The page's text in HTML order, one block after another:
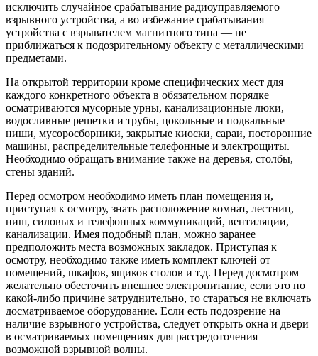
исключить случайное срабатывание радиоуправляемого
взрывного устройства, а во избежание срабатывания
устройства с взрывателем магнитного типа — не
приближаться к подозрительному объекту с металлическими
предметами.
На открытой территории кроме специфических мест для
каждого конкретного объекта в обязательном порядке
осматриваются мусорные урны, канализационные люки,
водосливные решетки и трубы, цокольные и подвальные
ниши, мусоросборники, закрытые киоски, сараи, посторонние
машины, распределительные телефонные и электрощиты.
Необходимо обращать внимание также на деревья, столбы,
стены зданий.
Перед осмотром необходимо иметь план помещения и,
приступая к осмотру, знать расположение комнат, лестниц,
ниш, силовых и телефонных коммуникаций, вентиляции,
канализации. Имея подобный план, можно заранее
предположить места возможных закладок. Приступая к
осмотру, необходимо также иметь комплект ключей от
помещений, шкафов, ящиков столов и т.д. Перед досмотром
желательно обесточить внешнее электропитание, если это по
какой-либо причине затруднительно, то стараться не включать
досматриваемое оборудование. Если есть подозрение на
наличие взрывного устройства, следует открыть окна и двери
в осматриваемых помещениях для рассредоточения
возможной взрывной волны.